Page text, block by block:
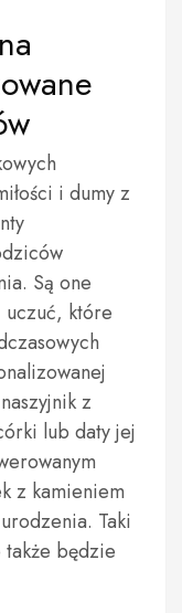
i dumy z
Są one
uczuć, które
z
lub daty jej
z kamieniem
Taki
będzie